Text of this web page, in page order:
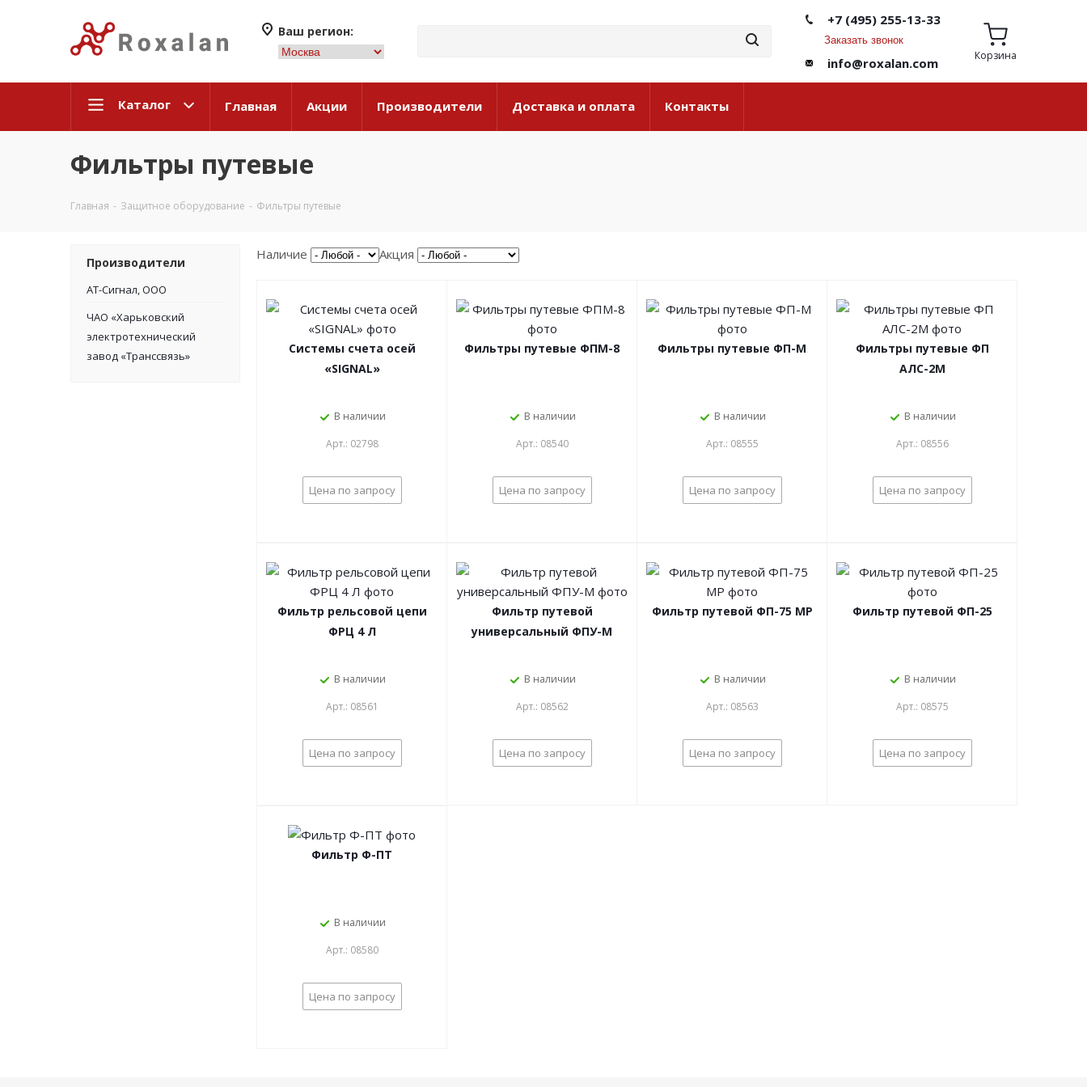
Ваш регион:
+7 (495) 255-13-33
Заказать звонок
info@roxalan.com Корзина
Каталог Главная Акции Производители Доставка и оплата Контакты
Фильтры путевые
Главная - Защитное оборудование - Фильтры путевые
Производители
АТ-Сигнал, ООО
ЧАО «Харьковский
электротехнический
завод «Транссвязь»
Наличие Акция
Системы счета осей
«SIGNAL»
В наличии
Арт.: 02798
Цена по запросу
Фильтры путевые ФПМ-8
В наличии
Арт.: 08540
Цена по запросу
Фильтры путевые ФП-М
В наличии
Арт.: 08555
Цена по запросу
Фильтры путевые ФП
АЛС-2М
В наличии
Арт.: 08556
Цена по запросу
Фильтр рельсовой цепи
ФРЦ 4 Л
В наличии
Арт.: 08561
Цена по запросу
Фильтр путевой
универсальный ФПУ-М
В наличии
Арт.: 08562
Цена по запросу
Фильтр путевой ФП-75 МР
В наличии
Арт.: 08563
Цена по запросу
Фильтр путевой ФП-25
В наличии
Арт.: 08575
Цена по запросу
Фильтр Ф-ПТ
В наличии
Арт.: 08580
Цена по запросу